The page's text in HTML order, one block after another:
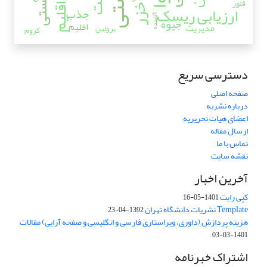
ارزیابی ریسک جذب جیوه اقلیم مدیریت پرولین
فلور
کروم
آلاینده
دسترسی سریع
صفحه اصلی
درباره نشریه
اعضای هیات تحریریه
ارسال مقاله
تماس با ما
نقشه سایت
آخرین اخبار
کپی رایت1401-05-16
Template نشریات دانشگاه تهران 1392-04-23
هزینه پردازش (داوری، ویراستاری فارسی و انگلیسی و صفحه آرایی) مقالات
1401-03-03
اشتراک خبرنامه